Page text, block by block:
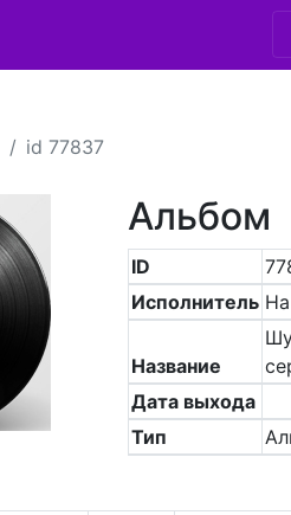
id 77837
Альбом
ID
Исполнитель
Название
Дата выхода
Тип